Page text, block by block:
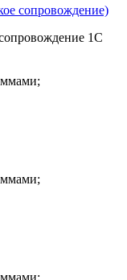
сопровождение)
1С